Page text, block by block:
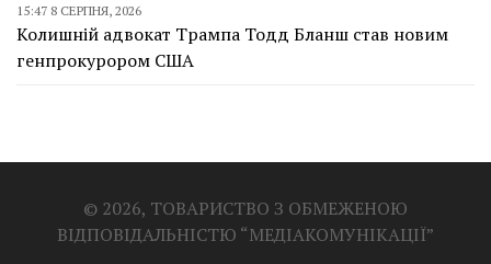
15:47 8 СЕРПНЯ, 2026
Колишній адвокат Трампа Тодд Бланш став новим
генпрокурором США
© 2026, ТОВАРИСТВО З ОБМЕЖЕНОЮ
ВІДПОВІДАЛЬНІСТЮ “МЕДІАКОМУНІКАЦІЇ”